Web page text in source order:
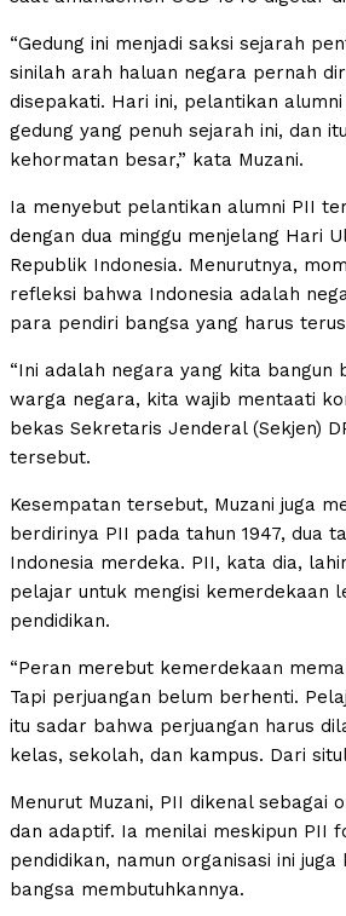
“Gedung ini menjadi saksi sejarah
sinilah arah haluan negara pernah
disepakati. Hari ini, pelantikan
gedung yang penuh sejarah ini, dan
kehormatan besar,” kata Muzani.
Ia menyebut pelantikan alumni PII
dengan dua minggu menjelang Hari
Republik Indonesia. Menurutnya,
refleksi bahwa Indonesia adalah
para pendiri bangsa yang harus
“Ini adalah negara yang kita bangun
warga negara, kita wajib mentaati
bekas Sekretaris Jenderal (Sekjen)
tersebut.
Kesempatan tersebut, Muzani juga
berdirinya PII pada tahun 1947, dua
Indonesia merdeka. PII, kata dia,
pelajar untuk mengisi kemerdekaan
pendidikan.
“Peran merebut kemerdekaan
Tapi perjuangan belum berhenti.
itu sadar bahwa perjuangan harus
kelas, sekolah, dan kampus. Dari
Menurut Muzani, PII dikenal sebagai
dan adaptif. Ia menilai meskipun PII
pendidikan, namun organisasi ini
bangsa membutuhkannya.